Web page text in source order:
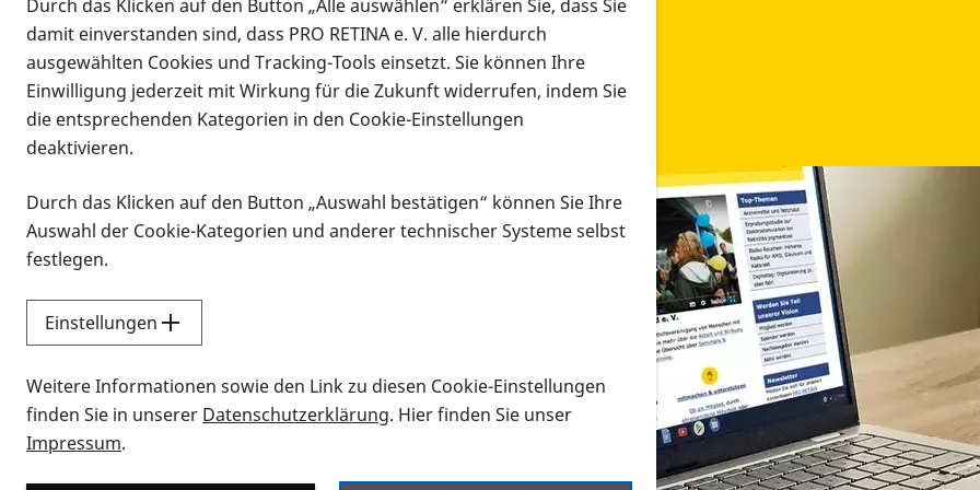
Infomaterial
Infomaterial
Vorlesen
Alle Infomaterialien in verschiedenen Formaten an
Sie möchten wissen, wie Sie nach Infonmaterial suchen und dieses bestellen bzw. herunterladen
Durch das Klicken auf den Button „Alle auswählen“ erklären Sie, dass Sie
damit einverstanden sind, dass PRO RETINA e. V. alle hierdurch
ausgewählten Cookies und Tracking-Tools einsetzt. Sie können Ihre
Einwilligung jederzeit mit Wirkung für die Zukunft widerrufen, indem Sie
die entsprechenden Kategorien in den Cookie-Einstellungen
deaktivieren.
Durch das Klicken auf den Button „Auswahl bestätigen“ können Sie Ihre
Auswahl der Cookie-Kategorien und anderer technischer Systeme selbst
festlegen.
Einstellungen
Weitere Informationen sowie den Link zu diesen Cookie-Einstellungen
finden Sie in unserer Datenschutzerklärung. Hier finden Sie unser
Impressum.